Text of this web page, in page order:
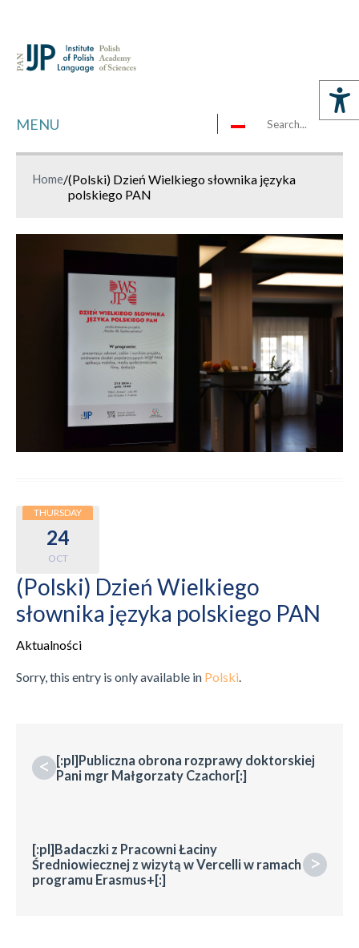
MENU
Home/(Polski) Dzień Wielkiego słownika języka
polskiego PAN
THURSDAY
24
OCT
(Polski) Dzień Wielkiego
słownika języka polskiego PAN
Aktualności
Sorry, this entry is only available in Polski.
<
[:pl]Publiczna obrona rozprawy doktorskiej
Pani mgr Małgorzaty Czachor[:]
>
[:pl]Badaczki z Pracowni Łaciny
Średniowiecznej z wizytą w Vercelli w ramach
programu Erasmus+[:]